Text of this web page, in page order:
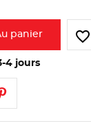
panier favorite_border
4 jours